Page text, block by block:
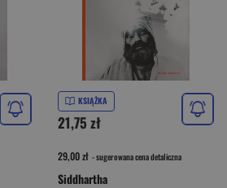
KSIĄŻKA
21,75 zł
29,00 zł - sugerowana cena detaliczna
Siddhartha